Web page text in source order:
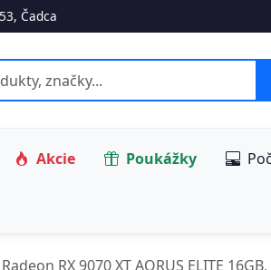
Čadca
Akcie Poukážky
RX 9070 XT AORUS ELITE